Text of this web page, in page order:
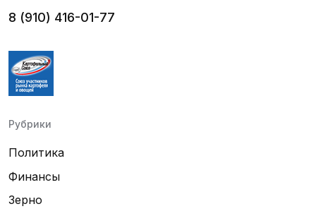
8 (910) 416-01-77
Рубрики
Политика
Финансы
Зерно